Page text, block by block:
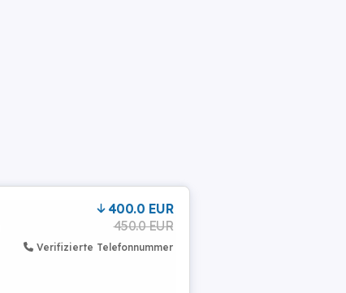
400.0 EUR
450.0 EUR
Verifizierte Telefonnummer